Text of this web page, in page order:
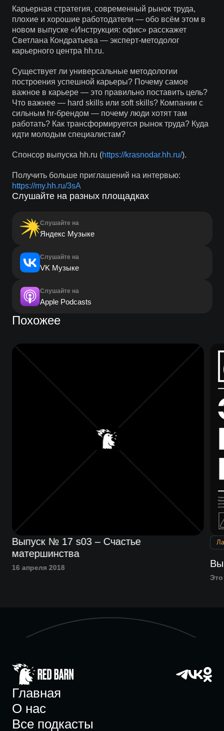
Карьерная стратегия, современный рынок труда,
плохие и хорошие работодатели — обо всём этом в
новом выпуске «Инструкция: офис» расскажет
Светлана Кондратьева — эксперт-методолог
карьерного центра hh.ru.
Существует ли универсальные методологии
построения успешной карьеры? Почему самое
важное в карьере — это правильно поставить цель?
Что важнее — hard skills или soft skills? Компании с
сильным hr-брендом — почему люди хотят там
работать? Как трансформируется рынок труда? Куда
идти молодым специалистам?
Спонсор выпуска hh.ru (https://krasnodar.hh.ru/).
Получить больше приглашений на интервью:
https://my.hh.ru/3sA
Слушайте на разных площадках
Слушайте на
Яндекс Музыке
Слушайте на
VK Музыке
Слушайте на
Apple Podcasts
Похожее
Выпуск № 17 s03 – Счастье
матершинства
16 апреля 2018
Это
Главная
О нас
Все подкасты